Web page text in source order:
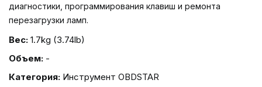
диагностики, программирования клавиш и ремонта
перезагрузки ламп.
Вес: 1.7kg (3.74lb)
Объем: -
Категория: Инструмент OBDSTAR